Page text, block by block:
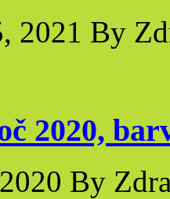
2021 By
2020,
By